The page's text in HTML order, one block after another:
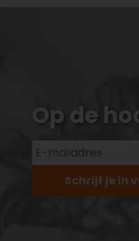
Op de
Schrijf je in